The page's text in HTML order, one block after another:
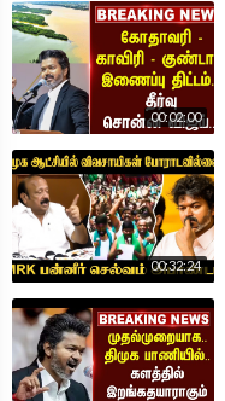
00:02:00
00:32:24